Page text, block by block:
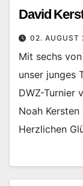
02. AUGUST
Mit sechs
unser junges
DWZ-Turnier
Noah
Herzlichen